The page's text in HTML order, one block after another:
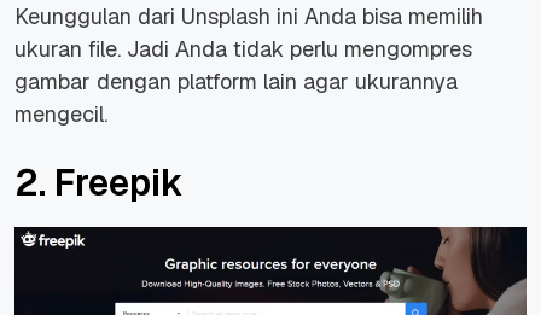
Keunggulan dari Unsplash ini Anda bisa memilih
ukuran file. Jadi Anda tidak perlu mengompres
gambar dengan platform lain agar ukurannya
mengecil.
2. Freepik